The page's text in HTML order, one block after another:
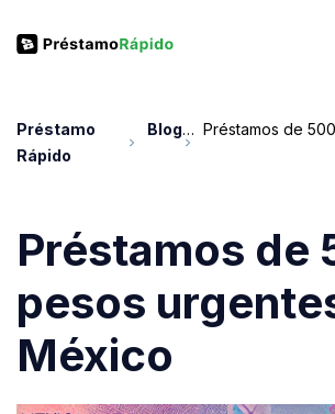
Préstamo
Rápido
Blog
Préstamos de
pesos
México